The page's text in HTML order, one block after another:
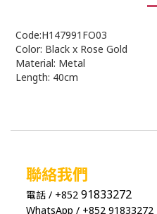
Code:H147991FO03
Color: Black x Rose Gold
Material: Metal
Length: 40cm
聯絡我們
電話 / +852 91833272
WhatsApp / +852 91833272